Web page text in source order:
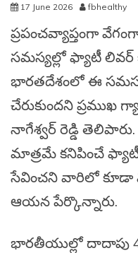
17 June 2026 fbhealthy
ప్రపంచవ్యాప్తంగా
సమస్యల్లో ఫ్యాటీ లివర్
భారతదేశంలో ఈ
చేరుకుందని ప్రముఖ
నాగేశ్వర్ రెడ్డి
మాత్రమే కనిపించే ఫ్యాటీ
సేవించని వారిలో కూడా
ఆయన పేర్కొన్నారు.
భారతీయుల్లో దాదాపు